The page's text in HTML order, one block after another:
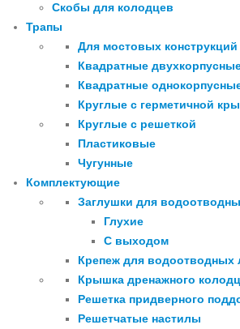
Скобы для колодцев
Трапы
Для мостовых конструкций
Квадратные
Квадратные
Круглые с герметичной
Круглые с решеткой
Пластиковые
Чугунные
Комплектующие
Заглушки для
Глухие
С выходом
Крепеж для водоотводных
Крышка дренажного
Решетка придверного
Решетчатые настилы